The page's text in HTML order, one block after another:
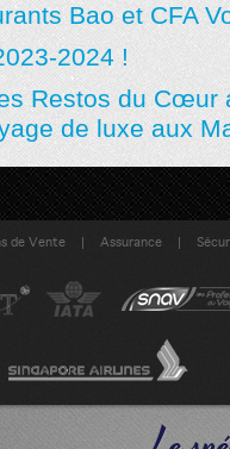
Bao et CFA
2024 !
Restos du Cœur
de luxe aux
de Vente | Assurance |